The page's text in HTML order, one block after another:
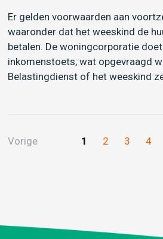
Er gelden voorwaarden aan
waaronder dat het weeskind de
betalen. De woningcorporatie
inkomenstoets, wat opgevraagd
Belastingdienst of het weeskind
Vorige 1 2 3 4